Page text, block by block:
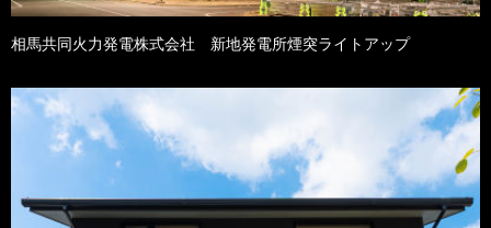
相馬共同火力発電株式会社 新地発電所煙突ライトアップ